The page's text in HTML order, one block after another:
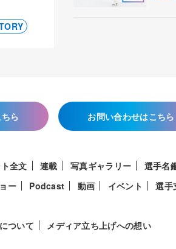
ら お問い合わせはこちら
全文 連載 写真ギャラリー 選手名
ー Podcast 動画 イベント 選手
ついて メディア立ち上げへの想い